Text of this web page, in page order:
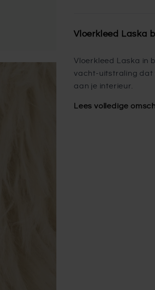
Vloerkleed Laska
Vloerkleed Laska in
vacht-uitstraling dat
aan je interieur.
Lees volledige